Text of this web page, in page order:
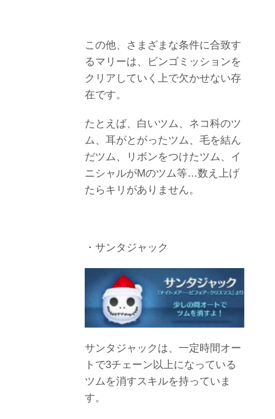
この他、さまざまな条件に合致す
るマリーは、ビンゴミッションを
クリアしていく上で欠かせない存
在です。
たとえば、白いツム、ネコ科のツ
ム、耳がとがったツム、毛を結ん
だツム、リボンをつけたツム、イ
ニシャルがMのツム等…数え上げ
たらキリがありません。
・サンタジャック
サンタジャックは、一定時間オー
トで3チェーン以上になっている
ツムを消すスキルを持っていま
す。